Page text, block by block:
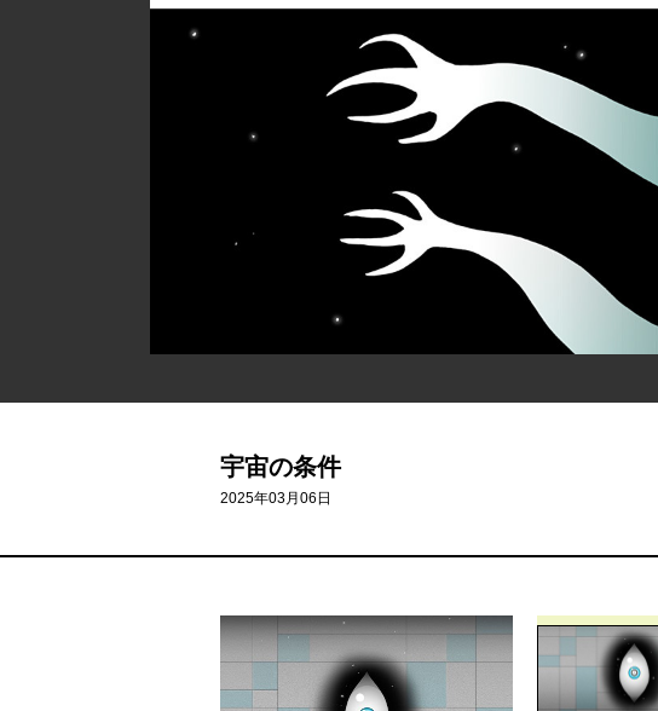
宇宙の条件
2025年03月06日